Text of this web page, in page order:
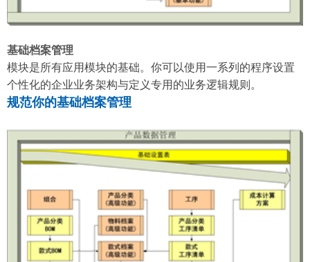
基础档案管理
模块是所有应用模块的基础。你可以使用一系列的程序设置
个性化的企业业务架构与定义专用的业务逻辑规则。
规范你的基础档案管理